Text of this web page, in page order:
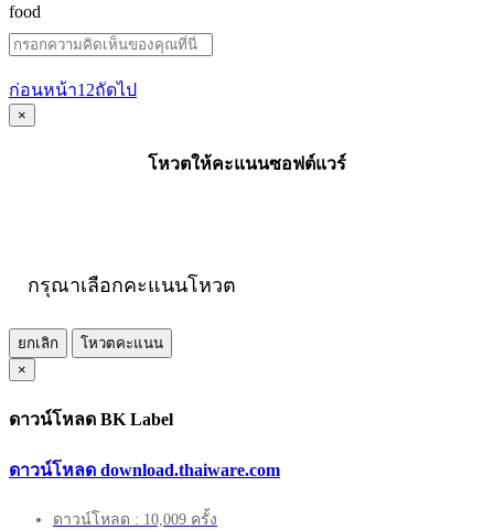
food
ก่อนหน้า1 2ถัดไป
×
โหวตให้คะแนนซอฟต์แวร์
กรุณาเลือกคะแนนโหวต
ยกเลิก
โหวตคะแนน
×
ดาวน์โหลด BK Label
ดาวน์โหลด download.thaiware.com
ดาวน์โหลด : 10,009 ครั้ง